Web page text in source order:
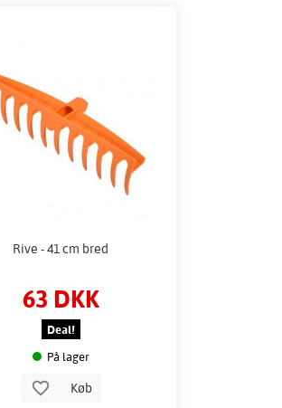
Rive - 41 cm bred
63 DKK
Deal!
På lager
Køb